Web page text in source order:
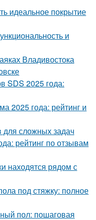
идеальное покрытие
и
Владивостока
SDS 2025 года:
2025 года: рейтинг и
сложных задач
рейтинг по отзывам
находятся рядом с
под стяжку: полное
пол: пошаговая